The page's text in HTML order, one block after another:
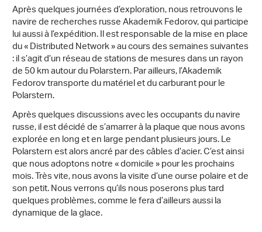
Après quelques journées d’exploration, nous retrouvons le
navire de recherches russe Akademik Fedorov, qui participe
lui aussi à l’expédition. Il est responsable de la mise en place
du « Distributed Network » au cours des semaines suivantes
: il s’agit d’un réseau de stations de mesures dans un rayon
de 50 km autour du Polarstern. Par ailleurs, l’Akademik
Fedorov transporte du matériel et du carburant pour le
Polarstern.
Après quelques discussions avec les occupants du navire
russe, il est décidé de s’amarrer à la plaque que nous avons
explorée en long et en large pendant plusieurs jours. Le
Polarstern est alors ancré par des câbles d’acier. C’est ainsi
que nous adoptons notre « domicile » pour les prochains
mois. Très vite, nous avons la visite d’une ourse polaire et de
son petit. Nous verrons qu’ils nous poserons plus tard
quelques problèmes, comme le fera d’ailleurs aussi la
dynamique de la glace.